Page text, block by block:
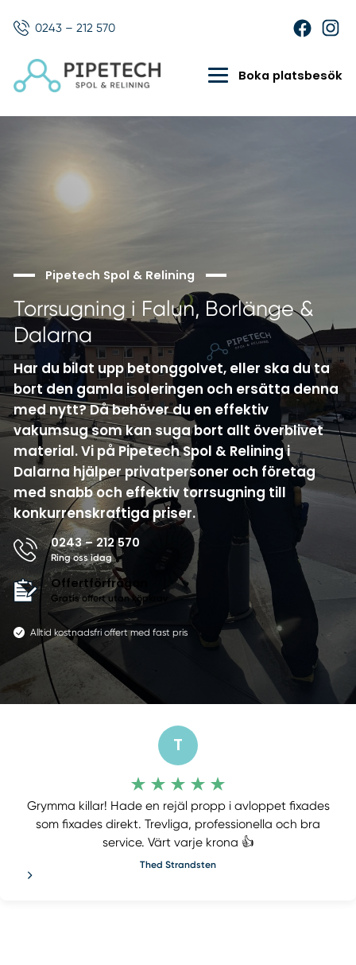
0243 – 212 570
Boka platsbesök
Pipetech Spol & Relining
Torrsugning i Falun, Borlänge &
Dalarna
Har du bilat upp betonggolvet, eller ska du ta
bort den gamla isoleringen och ersätta denna
med nytt? Då behöver du en effektiv
vakumsug som kan suga bort allt överblivet
material. Vi på Pipetech Spol & Relining i
Dalarna hjälper privatpersoner och företag
med snabb och effektiv torrsugning till
konkurrenskraftiga priser.
0243 – 212 570
Ring oss idag
Offertförfrågan
Gratis offert utan köpkrav
Alltid kostnadsfri offert med fast pris
T
Grymma killar! Hade en rejäl propp i avloppet fixades
som fixades direkt. Trevliga, professionella och bra
service. Värt varje krona 👍
Thed Strandsten